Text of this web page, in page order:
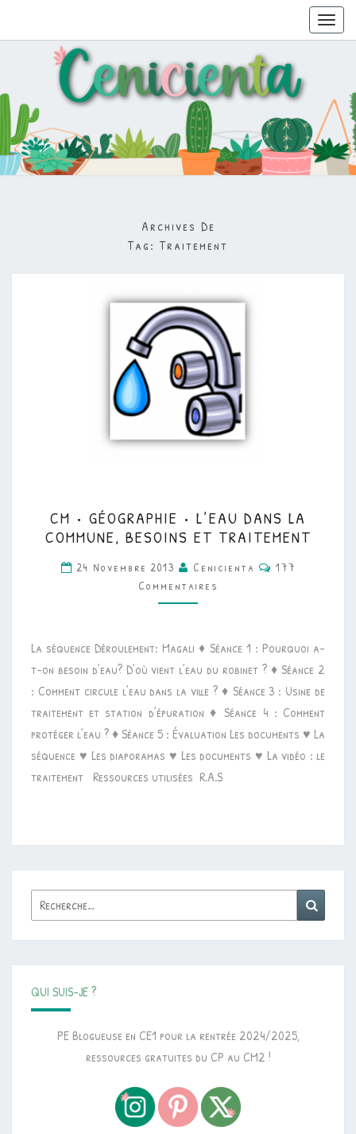
Archives De
Tag: Traitement
GÉOGRAPHIE
•
L’EAU
COMMUNE,
BESOINS
ET
TRAITEMENT
CM • GÉOGRAPHIE • L’EAU DANS LA
COMMUNE, BESOINS ET TRAITEMENT
24 Novembre 2013 Cenicienta Commentaires
177
Commentaires
La séquence Déroulement: Magali ♦ Séance 1 : Pourquoi a-
t-on besoin d’eau? D’où vient l’eau du robinet ? ♦ Séance 2
: Comment circule l’eau dans la ville ? ♦ Séance 3 : Usine de
traitement et station d’épuration ♦ Séance 4 : Comment
protéger l’eau ? ♦ Séance 5 : Évaluation Les documents ♥ La
séquence ♥ Les diaporamas ♥ Les documents ♥ La vidéo : le
traitement Ressources utilisées R.A.S
Rechercher :
QUI SUIS-JE ?
PE Blogueuse en CE1 pour la rentrée 2024/2025,
ressources gratuites du CP au CM2 !